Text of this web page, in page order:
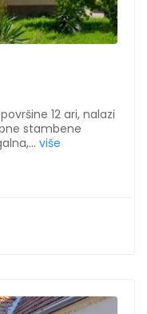
12 ari, nalazi
stambene
više